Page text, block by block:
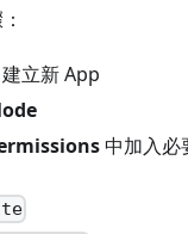
建立新 App
中加入必